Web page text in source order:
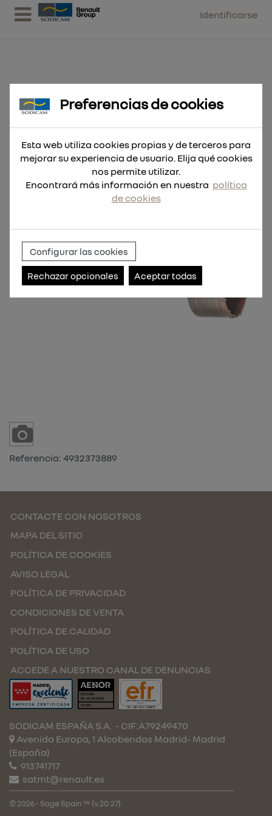
Identificarse
Corona TCT SDS-Max
monocuerpo 125x550
Referencia: 4932373889
CONTACTE CON NOSOTROS
MAPA DEL SITIO
POLÍTICA DE COOKIES
AVISO LEGAL
POLÍTICA DE PRIVACIDAD
CONDICIONES DE VENTA
POLÍTICA DE CALIDAD
POLÍTICA DE USO
ACCEDE A NUESTRO CANAL DE DENUNCIAS
SODICAM ESPAÑA S.A. - CIF:A79249470
Avenida Europa, 1 Alcobendas Madrid- Madrid
(España)
913741717
satmt@renault.es
© 2026 - Sage Spain ™ (v.20.27)
Preferencias de cookies
Esta web utiliza cookies propias y de terceros para
mejorar su experiencia de usuario. Elija qué cookies
nos permite utilizar.
Encontrará más información en nuestra política
de cookies
Configurar las cookies
Rechazar opcionales Aceptar todas